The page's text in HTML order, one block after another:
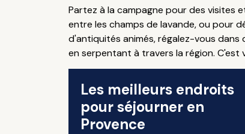
Partez à la campagne pour des visites
entre les champs de lavande, ou pour
d'antiquités animés, régalez-vous
en serpentant à travers la région. C'est
Les meilleurs endroits
pour séjourner en
Provence